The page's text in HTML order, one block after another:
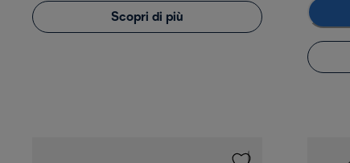
Scopri di più